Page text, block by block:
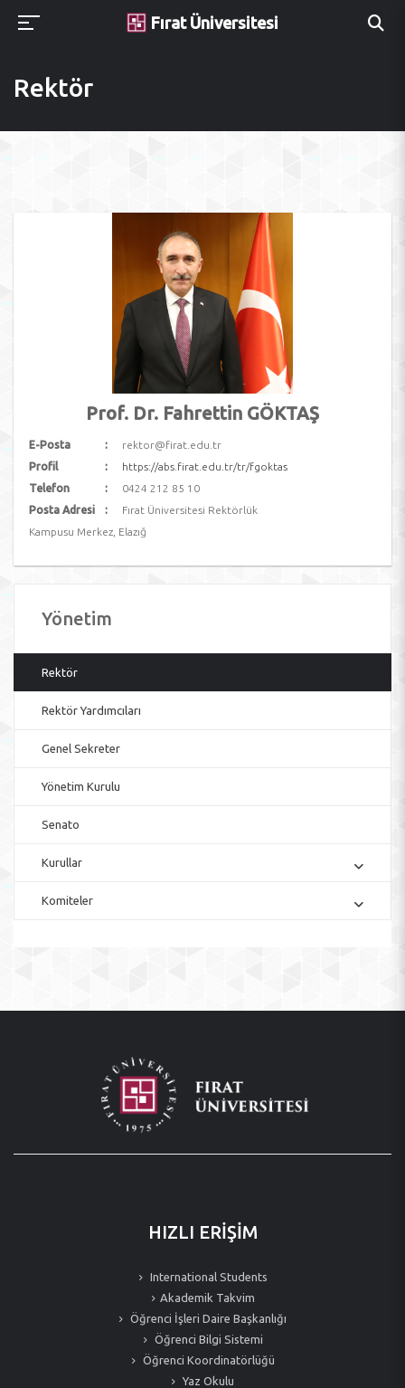
Fırat Üniversitesi
Rektör
Prof. Dr. Fahrettin GÖKTAŞ
E-Posta
rektor@firat.edu.tr
Profil
https://abs.firat.edu.tr/tr/fgoktas
Telefon
0424 212 85 10
Posta Adresi
Fırat Üniversitesi Rektörlük
Kampusu Merkez, Elazığ
Yönetim
Rektör
Rektör Yardımcıları
Genel Sekreter
Yönetim Kurulu
Senato
Kurullar
Komiteler
HIZLI ERİŞİM
International Students
Akademik Takvim
Öğrenci İşleri Daire Başkanlığı
Öğrenci Bilgi Sistemi
Öğrenci Koordinatörlüğü
Yaz Okulu